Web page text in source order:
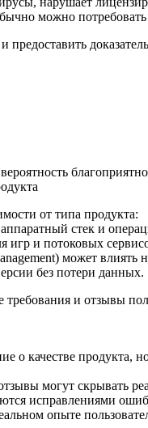
можно потребовать
от типа продукта:
стек и
игр и потоковых
может влиять
без потери данных.
и отзывы
о качестве
могут скрывать
исправлениями
опыте